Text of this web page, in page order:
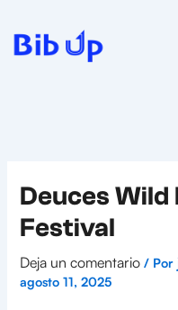
contenido
Deuces
Festival
Deja un comentario / Por
agosto 11, 2025